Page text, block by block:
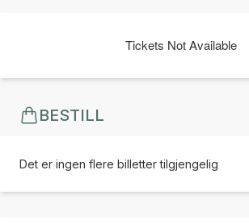
Tickets Not Available
BESTILL
Det er ingen flere billetter tilgjengelig